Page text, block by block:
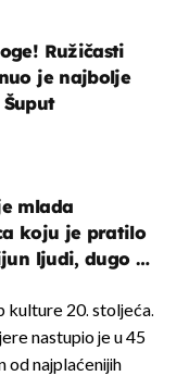
Ružičasti
je najbolje
mlada
koju je pratilo
ljudi, dugo se
kulture 20. stoljeća.
nastupio je u 45
od najplaćenijih